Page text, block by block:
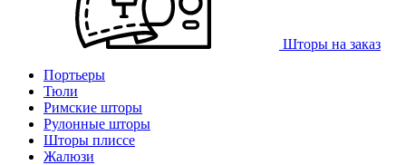
Шторы на заказ
Портьеры
Тюли
Римские шторы
Рулонные шторы
Шторы плиссе
Жалюзи